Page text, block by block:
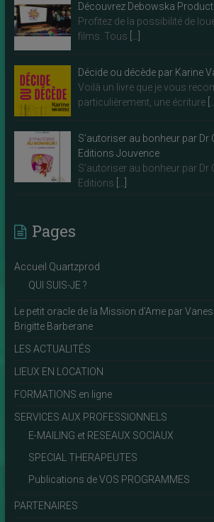
Découvrez Debowska
Profitez de la possibilité de
films. Tous […]
Décide ou décède par Karine
Voilà un livre que je vous
particulièrement, une écriture
S’autoriser au bonheur par Dr
Editions Jouvence
S’autoriser au bonheur par Dr
Editions […]
Pages
Accueil Quartzprod
QUI SUIS-JE ?
Le petit oracle de la Mission d’Ame par
Brigitte Barberane
LES ACTUALITÉS
LIEUX EN LOCATION
FORMATIONS en ligne
SERVICES AUX PROFESSIONNELS
E-MAILING et RESEAUX SOCIAUX
SPECIAL THERAPEUTES
Publications de VOS PROGRAMMES
PARTENAIRES